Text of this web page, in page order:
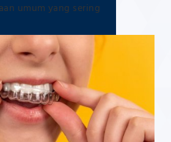
umum yang sering